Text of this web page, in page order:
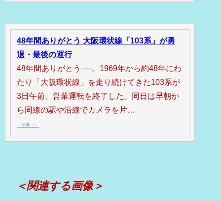
48年間ありがとう 大阪環状線「103系」が勇
退・最後の運行
48年間ありがとう──。1969年から約48年にわ
たり「大阪環状線」を走り続けてきた103系が
3日午前、営業運転を終了した。同日は早朝か
ら同線の駅や沿線でカメラを片…
（出典：）
＜関連する画像＞